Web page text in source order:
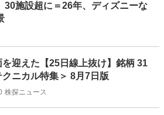
30施設超に＝26年、ディズニーな
を迎えた【25日線上抜け】銘柄 31
ニカル特集＞ 8月7日版
株探ニュース